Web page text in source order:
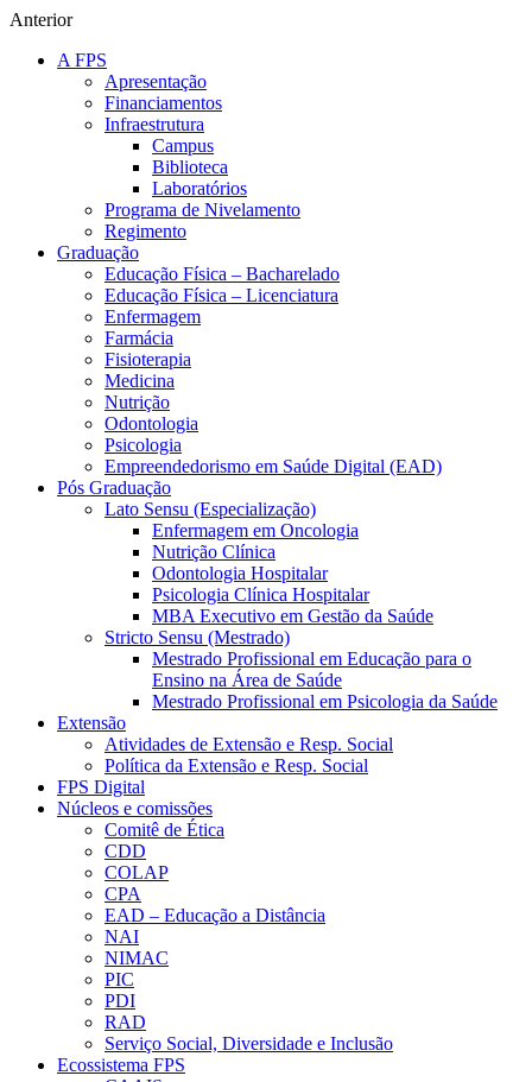
Anterior
A FPS
Apresentação
Financiamentos
Infraestrutura
Campus
Biblioteca
Laboratórios
Programa de Nivelamento
Regimento
Graduação
Educação Física – Bacharelado
Educação Física – Licenciatura
Enfermagem
Farmácia
Fisioterapia
Medicina
Nutrição
Odontologia
Psicologia
Empreendedorismo em Saúde Digital (EAD)
Pós Graduação
Lato Sensu (Especialização)
Enfermagem em Oncologia
Nutrição Clínica
Odontologia Hospitalar
Psicologia Clínica Hospitalar
MBA Executivo em Gestão da Saúde
Stricto Sensu (Mestrado)
Mestrado Profissional em Educação para o
Ensino na Área de Saúde
Mestrado Profissional em Psicologia da Saúde
Extensão
Atividades de Extensão e Resp. Social
Política da Extensão e Resp. Social
FPS Digital
Núcleos e comissões
Comitê de Ética
CDD
COLAP
CPA
EAD – Educação a Distância
NAI
NIMAC
PIC
PDI
RAD
Serviço Social, Diversidade e Inclusão
Ecossistema FPS